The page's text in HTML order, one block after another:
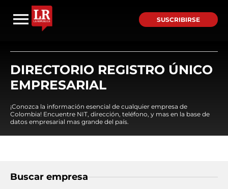
SUSCRIBIRSE
DIRECTORIO REGISTRO ÚNICO
EMPRESARIAL
¡Conozca la información esencial de cualquier empresa de
Colombia! Encuentre NIT, dirección, teléfono, y mas en la base de
datos empresarial mas grande del país.
Buscar empresa